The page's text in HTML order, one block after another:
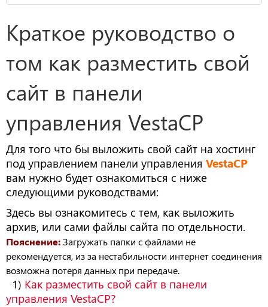
Краткое руководство о
том как разместить свой
сайт в панели
управления VestaCP
Для того что бы выложить свой сайт на хостинг
под управлением панели управления VestaCP
вам нужно будет ознакомиться с ниже
следующими руководствами:
Здесь вы ознакомитесь с тем, как выложить
архив, или сами файлы сайта по отдельности.
Пояснение:Загружать папки с файлами не
рекомендуется, из за нестабильности интернет соединения
возможна потеря данных при передаче.
1) Как разместить свой сайт в панели
управления VestaCP?